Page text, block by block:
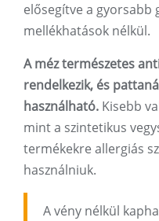
elősegítve a gyorsabb
mellékhatások nélkül.
A méz természetes
rendelkezik, és
használható. Kisebb
mint a szintetikus
termékekre allergiás
használniuk.
A vény nélkül